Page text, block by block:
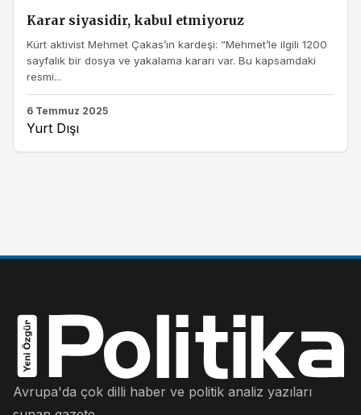
Karar siyasidir, kabul etmiyoruz
Kürt aktivist Mehmet Çakas’ın kardeşi: “Mehmet’le ilgili 1200
sayfalık bir dosya ve yakalama kararı var. Bu kapsamdaki
resmi...
6 Temmuz 2025
Yurt Dışı
Avrupa'da çok dilli haber ve politik analiz yazıları